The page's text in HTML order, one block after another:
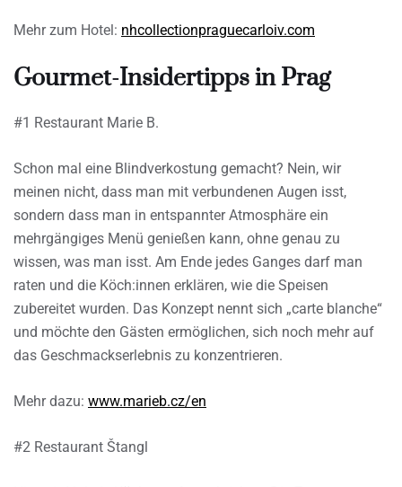
Mehr zum Hotel: nhcollectionpraguecarloiv.com
Gourmet-Insidertipps in Prag
#1 Restaurant Marie B.
Schon mal eine Blindverkostung gemacht? Nein, wir
meinen nicht, dass man mit verbundenen Augen isst,
sondern dass man in entspannter Atmosphäre ein
mehrgängiges Menü genießen kann, ohne genau zu
wissen, was man isst. Am Ende jedes Ganges darf man
raten und die Köch:innen erklären, wie die Speisen
zubereitet wurden. Das Konzept nennt sich „carte blanche“
und möchte den Gästen ermöglichen, sich noch mehr auf
das Geschmackserlebnis zu konzentrieren.
Mehr dazu: www.marieb.cz/en
#2 Restaurant Štangl